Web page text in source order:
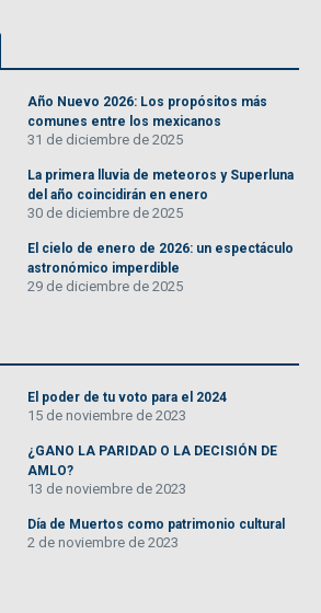
Año Nuevo 2026: Los propósitos más
comunes entre los mexicanos
31 de diciembre de 2025
La primera lluvia de meteoros y Superluna
del año coincidirán en enero
30 de diciembre de 2025
El cielo de enero de 2026: un espectáculo
astronómico imperdible
29 de diciembre de 2025
El poder de tu voto para el 2024
15 de noviembre de 2023
¿GANO LA PARIDAD O LA DECISIÓN DE
AMLO?
13 de noviembre de 2023
Día de Muertos como patrimonio cultural
2 de noviembre de 2023